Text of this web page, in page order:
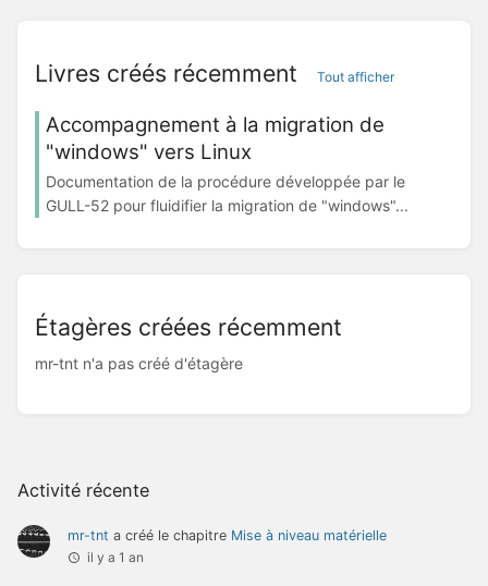
Activité récente
mr-tnt a créé le chapitre Mise à niveau matérielle
il y a 1 an
Livres créés récemment Tout afficher
Accompagnement à la migration de
"windows" vers Linux
Documentation de la procédure développée par le
GULL-52 pour fluidifier la migration de "windows"...
Étagères créées récemment
mr-tnt n'a pas créé d'étagère